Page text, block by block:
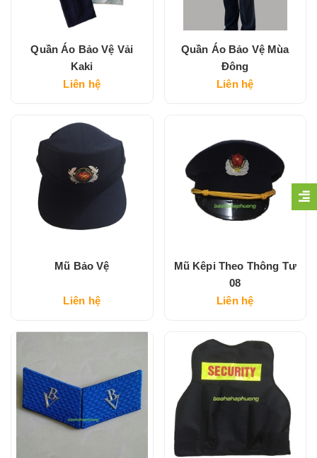
Quần Áo Bảo Vệ Vải
Kaki
Liên hệ
Quần Áo Bảo Vệ Mùa
Đông
Liên hệ
Mũ Bảo Vệ
Liên hệ
Mũ Kêpi Theo Thông Tư
08
Liên hệ